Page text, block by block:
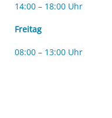
14:00 – 18:00 Uhr
Freitag
08:00 – 13:00 Uhr